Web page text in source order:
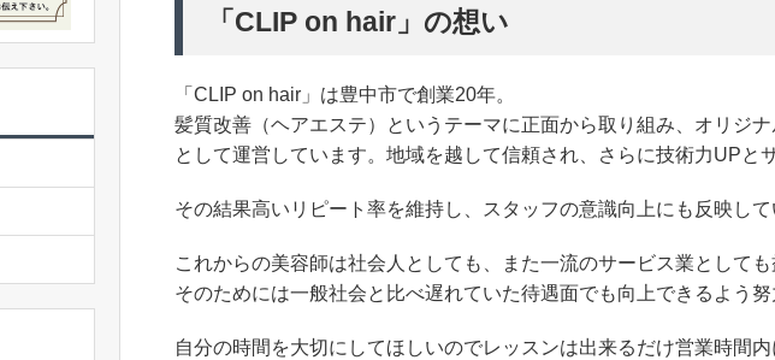
「CLIP on hair」の想い
「CLIP on hair」は豊中市で創業20年。
髪質改善（ヘアエステ）というテーマに正面から取り組み、オリジ
として運営しています。地域を越して信頼され、さらに技術力UPと
その結果高いリピート率を維持し、スタッフの意識向上にも反映して
これからの美容師は社会人としても、また一流のサービス業として
そのためには一般社会と比べ遅れていた待遇面でも向上できるよう努
自分の時間を大切にしてほしいのでレッスンは出来るだけ営業時間内